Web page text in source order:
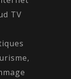
TV